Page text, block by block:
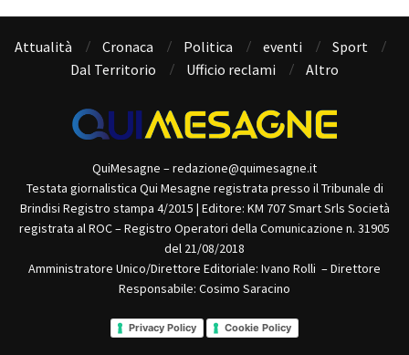
Attualità Cronaca Politica eventi
Sport
Dal Territorio
Ufficio reclami Altro
QuiMesagne – redazione@quimesagne.it
Testata giornalistica Qui Mesagne registrata presso il Tribunale di
Brindisi Registro stampa 4/2015 | Editore: KM 707 Smart Srls Società
registrata al ROC – Registro Operatori della Comunicazione n. 31905
del 21/08/2018
Amministratore Unico/Direttore Editoriale: Ivano Rolli – Direttore
Responsabile: Cosimo Saracino
Privacy Policy Cookie Policy